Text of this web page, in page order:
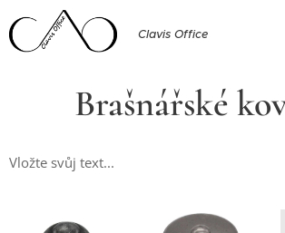
Clavis Office
Brašnářské
Vložte svůj text...